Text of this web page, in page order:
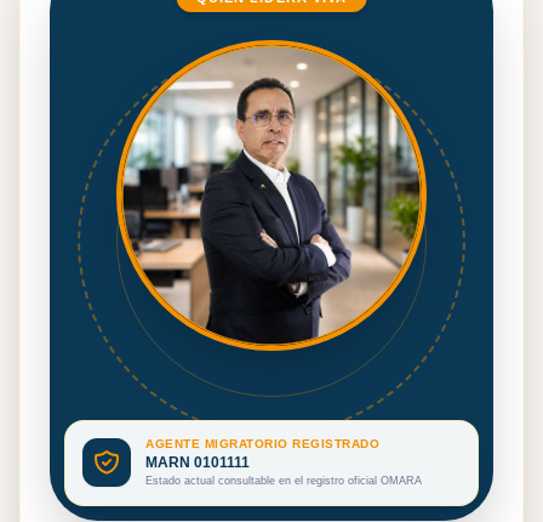
AGENTE MIGRATORIO REGISTRADO
MARN 0101111
Estado actual consultable en el registro oficial OMARA